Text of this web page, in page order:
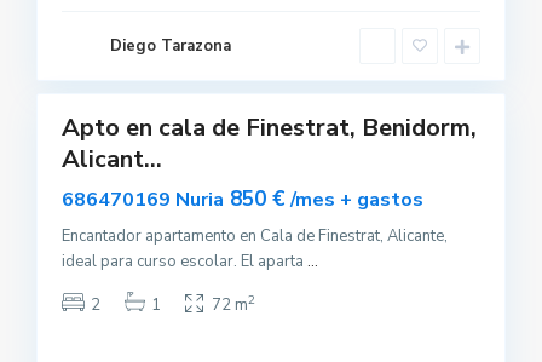
Diego Tarazona
m
Apto en cala de Finestrat, Benidorm,
Alicant...
686470169 Nuria 850 €/mes + gastos
Encantador apartamento en Cala de Finestrat, Alicante,
ideal para curso escolar. El aparta ...
2
1 72 m2
V